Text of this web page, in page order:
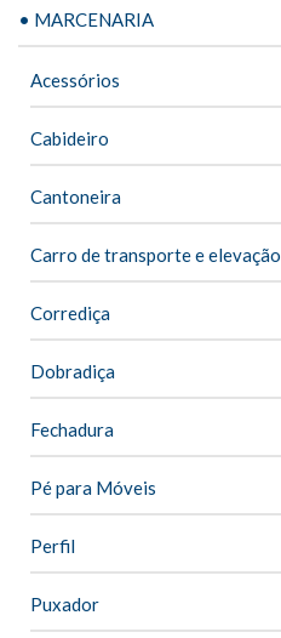
• MARCENARIA
Acessórios
Cabideiro
Cantoneira
Carro de transporte e elevação
Corrediça
Dobradiça
Fechadura
Pé para Móveis
Perfil
Puxador